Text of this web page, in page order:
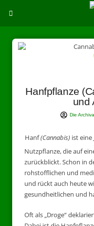
Hanfpflanze
und
Die
Hanf(Cannabis) ist eine
Nutzpflanze, die auf
zurückblickt. Schon in
rohstofflichen und
und rückt auch heute
gesundheitlichen und
Oft als „Droge“